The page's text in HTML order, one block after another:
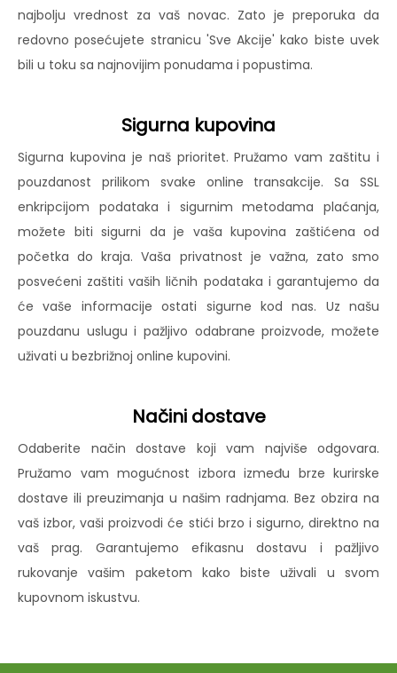
najbolju vrednost za vaš novac. Zato je preporuka da
redovno posećujete stranicu 'Sve Akcije' kako biste uvek
bili u toku sa najnovijim ponudama i popustima.
Sigurna kupovina
Sigurna kupovina je naš prioritet. Pružamo vam zaštitu i
pouzdanost prilikom svake online transakcije. Sa SSL
enkripcijom podataka i sigurnim metodama plaćanja,
možete biti sigurni da je vaša kupovina zaštićena od
početka do kraja. Vaša privatnost je važna, zato smo
posvećeni zaštiti vaših ličnih podataka i garantujemo da
će vaše informacije ostati sigurne kod nas. Uz našu
pouzdanu uslugu i pažljivo odabrane proizvode, možete
uživati u bezbrižnoj online kupovini.
Načini dostave
Odaberite način dostave koji vam najviše odgovara.
Pružamo vam mogućnost izbora između brze kurirske
dostave ili preuzimanja u našim radnjama. Bez obzira na
vaš izbor, vaši proizvodi će stići brzo i sigurno, direktno na
vaš prag. Garantujemo efikasnu dostavu i pažljivo
rukovanje vašim paketom kako biste uživali u svom
kupovnom iskustvu.